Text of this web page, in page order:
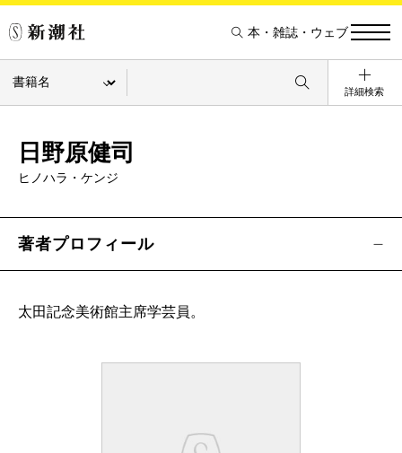
本・雑誌・ウェブ
詳細検索
日野原健司
ヒノハラ・ケンジ
著者プロフィール
太田記念美術館主席学芸員。